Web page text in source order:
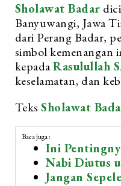
Sholawat Badar
Banyuwangi, Jawa
dari Perang Badar,
simbol kemenangan
kepadaRasulullah
keselamatan, dan
Teks Sholawat
Baca juga :
Ini
Nabi Diutus
Jangan